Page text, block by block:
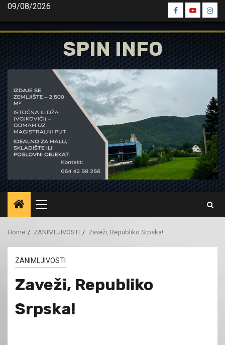
Skip
content
09/08/2026
Spin
Facebook
Spin
Youtube
Spin
SPIN INFO
Primary
Menu
Home ZANIMLJIVOSTI Zaveži, Republiko Srpska!
ZANIMLJIVOSTI
Zaveži, Republiko
Srpska!